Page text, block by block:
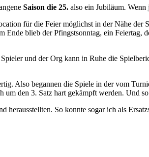
Saison die 25. also ein Jubiläum.
für die Feier möglichst in der Nähe
blieb der Pfingstsonntag, ein Feiertag,
und der Org kann in Ruhe die
Also begannen die Spiele in der vom
den 3. Satz hart gekämpft werden. Und
So konnte sogar ich als